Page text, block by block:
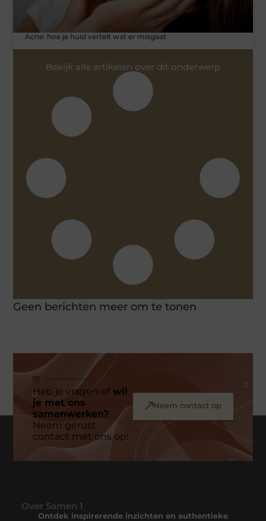
Acne: hoe je huid vertelt wat er misgaat
Bekijk alle artikelen over dit onderwerp
Geen berichten meer om te tonen
Heb je vragen ofwil
je met ons
samenwerken?
Neem gerust
contact met ons op!
Neem contact op
Over Samen 1
Ontdek inspirerende inzichten en authentieke